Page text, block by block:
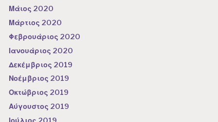
Μάιος 2020
Μάρτιος 2020
Φεβρουάριος 2020
Ιανουάριος 2020
Δεκέμβριος 2019
Νοέμβριος 2019
Οκτώβριος 2019
Αύγουστος 2019